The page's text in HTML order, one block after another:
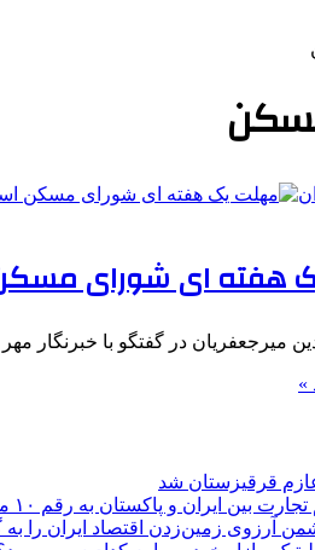
ای شورای مسکن
میرجعفریان در گفتگو با خبرنگار
»
قرقیزستان شد
بین ایران و پاکستان به رقم ۱۰ میلیارد دلار
آرزوی زمین‌زدن اقتصاد ایران را به